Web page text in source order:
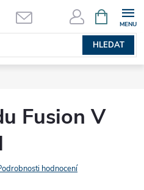
HLEDAT
NÁKUPNÍ
KOŠÍK
Fusion V
hodnocení